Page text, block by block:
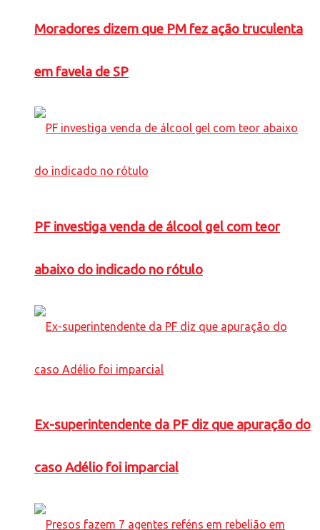
Moradores dizem que PM fez ação truculenta
em favela de SP
PF investiga venda de álcool gel com teor
abaixo do indicado no rótulo
Ex-superintendente da PF diz que apuração do
caso Adélio foi imparcial